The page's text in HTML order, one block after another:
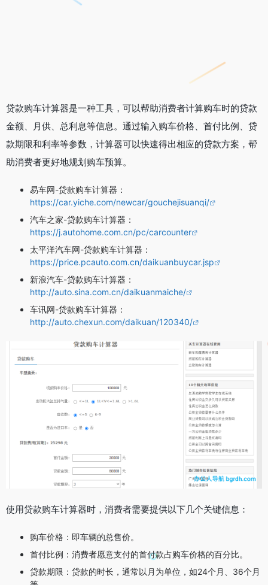
贷款购车计算器是一种工具，可以帮助消费者计算购车时的贷款
金额、月供、总利息等信息。通过输入购车价格、首付比例、贷
款期限和利率等参数，计算器可以快速得出相应的贷款方案，帮
助消费者更好地规划购车预算。
易车网-贷款购车计算器：
https://car.yiche.com/newcar/gouchejisuanqi/
汽车之家-贷款购车计算器：
https://j.autohome.com.cn/pc/carcounter
太平洋汽车网-贷款购车计算器：
https://price.pcauto.com.cn/daikuanbuycar.jsp
新浪汽车-贷款购车计算器：
http://auto.sina.com.cn/daikuanmaiche/
车讯网-贷款购车计算器：
http://auto.chexun.com/daikuan/120340/
使用贷款购车计算器时，消费者需要提供以下几个关键信息：
购车价格：即车辆的总售价。
首付比例：消费者愿意支付的首付款占购车价格的百分比。
贷款期限：贷款的时长，通常以月为单位，如24个月、36个月